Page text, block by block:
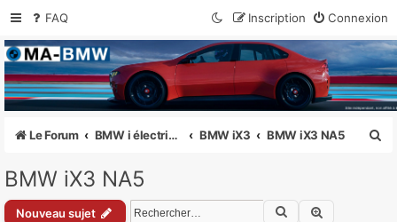
FAQ Connexion
Inscription
MA-BMW.com
Actualités, Essais et Communauté BMW
Le Forum BMW i électriques i3, i4, i7, iX1, iX2, iX3, iX BMW iX3 BMW iX3 NA5
BMW iX3 NA5
Nouveau sujet Rechercher